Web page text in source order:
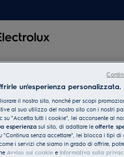
un'esperienza personalizzata.
il nostro sito, nonché per scopi
al suo utilizzo del nostro sito con i nostri
"Accetta tutti i cookie", lei acconsente al
esperienza sul sito, di adattare le offerte
senza accettare", lei blocca i tipi di
i servizi che siamo in grado di offrire,
Avviso sui cookie e Informativa sulla